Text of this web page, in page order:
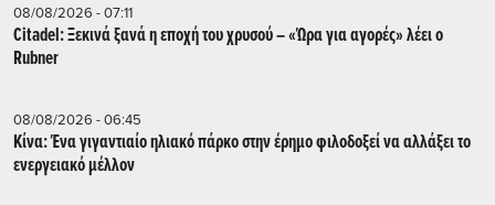
08/08/2026 - 07:11
Citadel: Ξεκινά ξανά η εποχή του χρυσού – «Ώρα για αγορές» λέει ο
Rubner
08/08/2026 - 06:45
Κίνα: Ένα γιγαντιαίο ηλιακό πάρκο στην έρημο φιλοδοξεί να αλλάξει το
ενεργειακό μέλλον